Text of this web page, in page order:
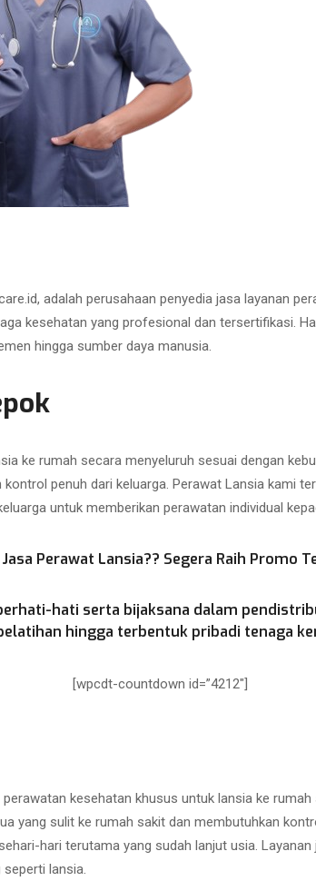
adalah perusahaan penyedia jasa layanan
kesehatan yang profesional dan tersertifikasi.
hingga sumber daya manusia.
ke rumah secara menyeluruh sesuai dengan
penuh dari keluarga. Perawat Lansia kami
untuk memberikan perawatan individual
Perawat Lansia?? Segera Raih Promo
hati serta bijaksana dalam
hingga terbentuk pribadi tenaga
[wpcdt-countdown id=”4212″]
kesehatan khusus untuk lansia ke
yang sulit ke rumah sakit dan membutuhkan
hari terutama yang sudah lanjut usia.
lansia.